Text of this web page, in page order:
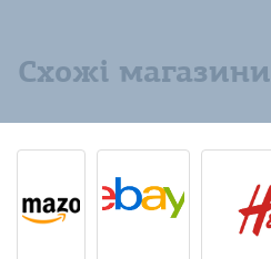
Схожі магазини